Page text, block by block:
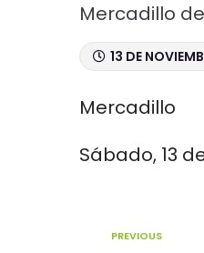
Mercadillo
13 DE
Mercadillo
Sábado, 13
PREVIOUS